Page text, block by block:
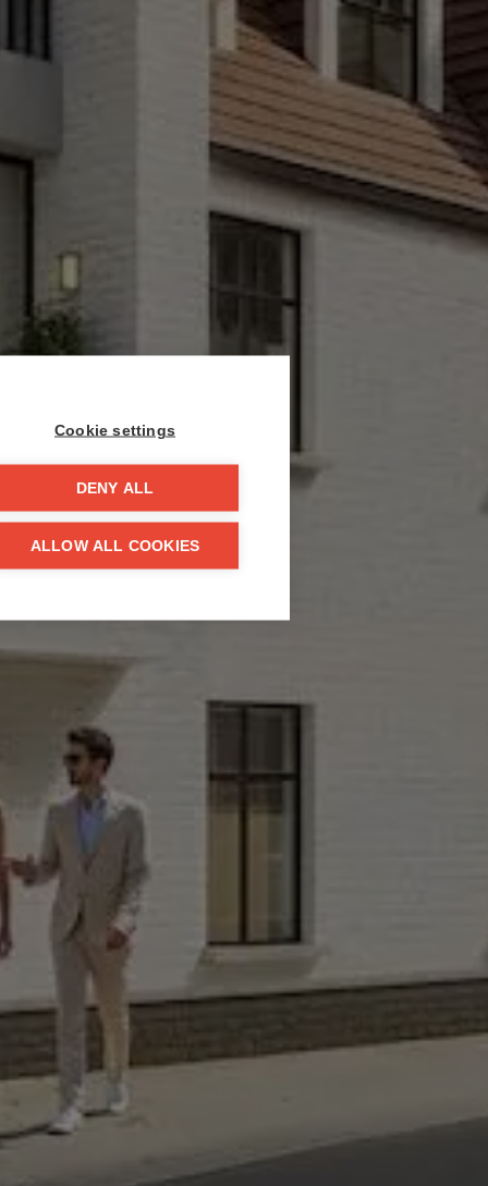
Cookie settings
DENY ALL
ALLOW ALL COOKIES